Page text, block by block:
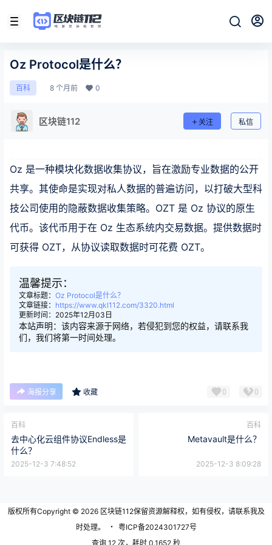
Oz Protocol是什么？
百科 8 个月前 0
区块链112 关注 私信
Oz 是一种模块化数据收集协议，旨在激励专业数据的公开
共享。其使命是实现对私人数据的普遍访问，以打破大型科
技公司使用的隐蔽数据收集策略。OZT 是 Oz 协议的原生
代币。该代币用于在 Oz 生态系统内交易数据。提供数据时
可获得 OZT，从协议读取数据时可花费 OZT。
温馨提示：
文章标题： Oz Protocol是什么？
文章链接： https://www.qkl112.com/3320.html
更新时间：2025年12月03日
本站声明：该内容来源于网络，若侵犯到您的权益，请联系我
们，我们将第一时间处理。
海报分享 收藏 0 0
百科
去中心化云组件协议Endless是
什么？
2025-12-3 7:48:52
百科
Metavault是什么？
2025-12-3 8:09:28
版权所有Copyright © 2026区块链112保留资源解释权，如有侵权，请联系我及
时处理。
・ 粤ICP备2024301727号
查询 12 次，耗时 0.1652 秒